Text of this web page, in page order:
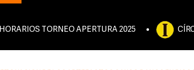
HORARIOS TORNEO APERTURA 2025